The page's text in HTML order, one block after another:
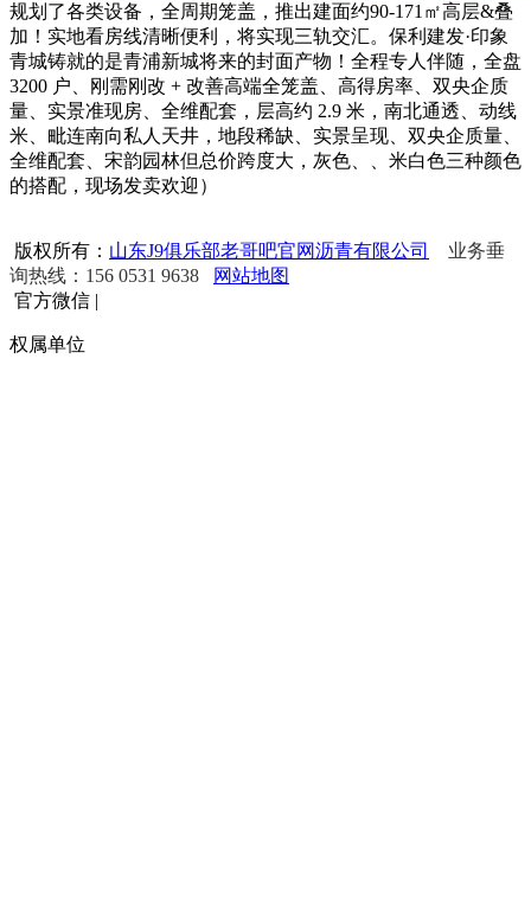
规划了各类设备，全周期笼盖，推出建面约90-171㎡高层&叠
加！实地看房线清晰便利，将实现三轨交汇。保利建发·印象
青城铸就的是青浦新城将来的封面产物！全程专人伴随，全盘
3200 户、刚需刚改 + 改善高端全笼盖、高得房率、双央企质
量、实景准现房、全维配套，层高约 2.9 米，南北通透、动线
米、毗连南向私人天井，地段稀缺、实景呈现、双央企质量、
全维配套、宋韵园林但总价跨度大，灰色、、米白色三种颜色
的搭配，现场发卖欢迎）
版权所有： 山东J9俱乐部老哥吧官网沥青有限公司
业务垂
询热线：156 0531 9638
网站地图
官方微信 |
权属单位